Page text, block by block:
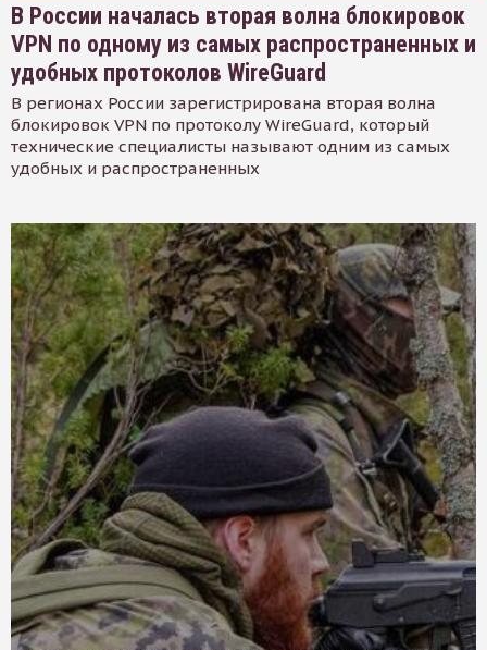
В России началась вторая волна блокировок
VPN по одному из самых распространенных и
удобных протоколов WireGuard
В регионах России зарегистрирована вторая волна
блокировок VPN по протоколу WireGuard, который
технические специалисты называют одним из самых
удобных и распространенных